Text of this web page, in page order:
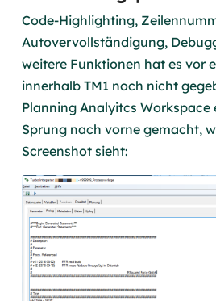
Code-Highlighting,
Autovervollständigung,
weitere Funktionen hat es vor
innerhalb TM1 noch nicht
Planning Analyitcs Workspace
Sprung nach vorne gemacht,
Screenshot sieht: